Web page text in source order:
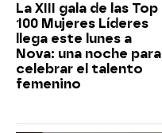
La XIII gala de las Top
100 Mujeres Líderes
llega este lunes a
Nova: una noche para
celebrar el talento
femenino